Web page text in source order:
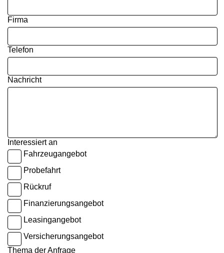
Firma
Telefon
Nachricht
Interessiert an
Fahrzeugangebot
Probefahrt
Rückruf
Finanzierungsangebot
Leasingangebot
Versicherungsangebot
Thema der Anfrage